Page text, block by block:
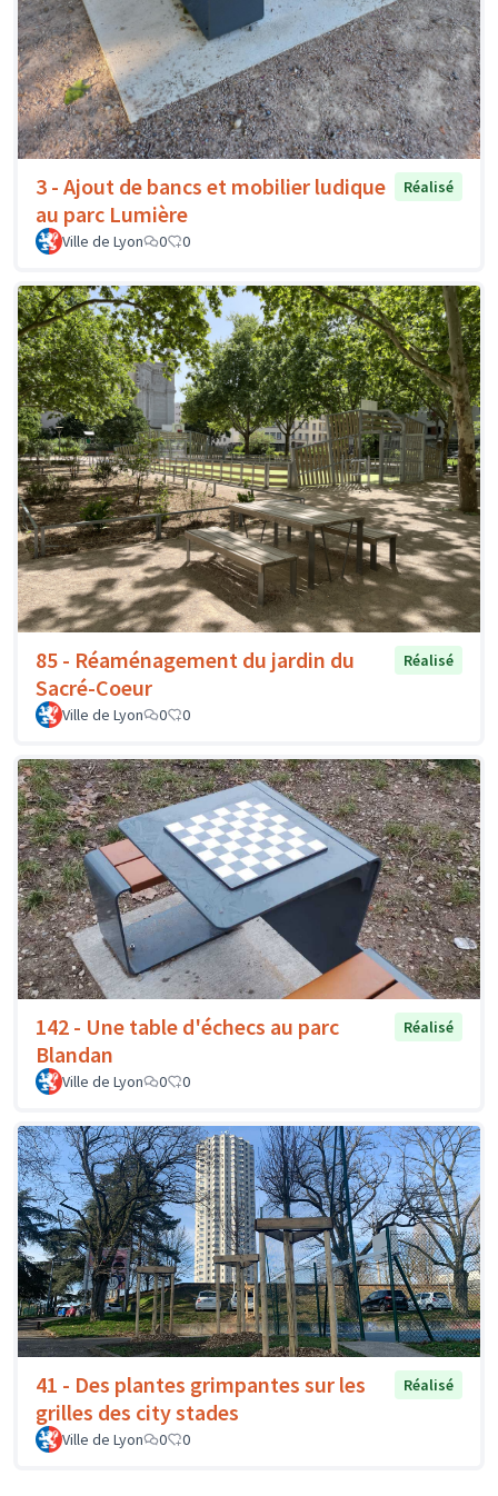
3 - Ajout de bancs et mobilier ludique
au parc Lumière
Réalisé
Ville de Lyon 0 0
85 - Réaménagement du jardin du
Sacré-Coeur
Réalisé
Ville de Lyon 0 0
142 - Une table d'échecs au parc
Blandan
Réalisé
Ville de Lyon 0 0
41 - Des plantes grimpantes sur les
grilles des city stades
Réalisé
Ville de Lyon 0 0